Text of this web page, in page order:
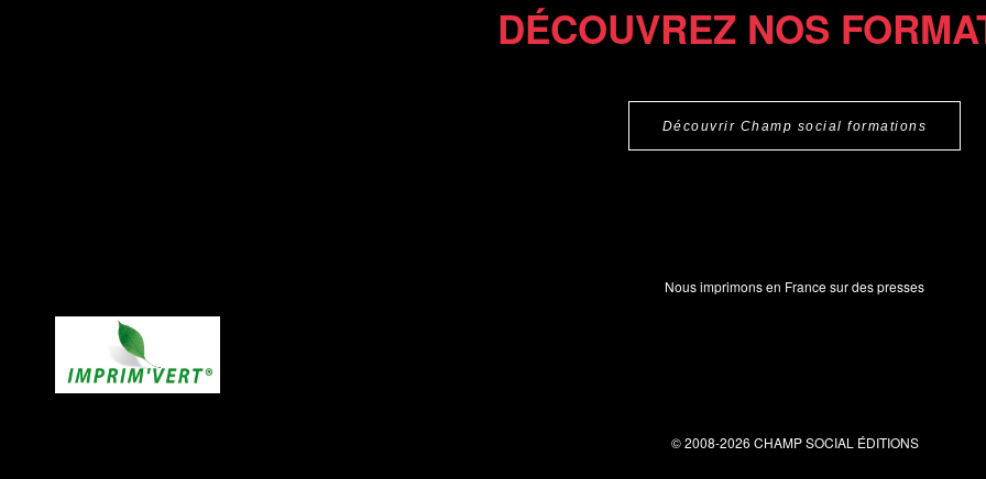
DÉCOUVREZ NOS
Découvrir Champ social formations
Nous imprimons en France sur des presses
© 2008-2026 CHAMP SOCIAL ÉDITIONS